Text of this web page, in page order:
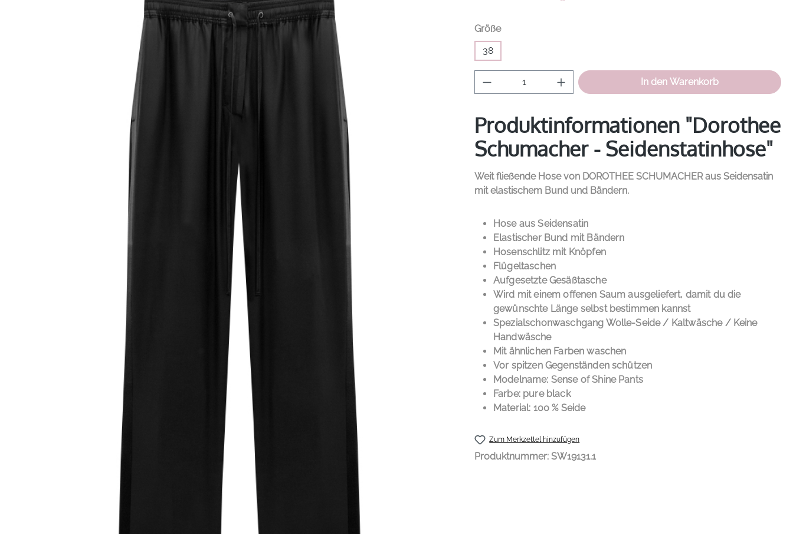
Größeauswählen
38
Produkt Anzahl: Gib den gewünschten Wert
In den Warenkorb
Produktinformationen "Dorothee
Schumacher - Seidenstatinhose"
Weit fließende Hose von DOROTHEE SCHUMACHERaus Seidensatin
mit elastischem Bund und Bändern.
PRODUCT DETAILS
Hose aus Seidensatin
Elastischer Bund mit Bändern
Hosenschlitz mit Knöpfen
Flügeltaschen
Aufgesetzte Gesäßtasche
Wird mit einem offenen Saum ausgeliefert, damit du die
gewünschte Länge selbst bestimmen kannst
Spezialschonwaschgang Wolle-Seide / Kaltwäsche / Keine
Handwäsche
Mit ähnlichen Farben waschen
Vor spitzen Gegenständen schützen
Modelname: Sense of Shine Pants
Farbe: pure black
Material: 100 % Seide
Zum Merkzettel hinzufügen
Produktnummer: SW19131.1